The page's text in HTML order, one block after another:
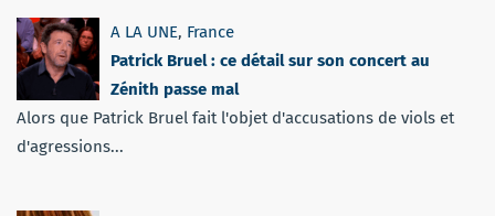
A LA UNE, France
Patrick Bruel : ce détail sur son concert au
Zénith passe mal
Alors que Patrick Bruel fait l'objet d'accusations de viols et
d'agressions...